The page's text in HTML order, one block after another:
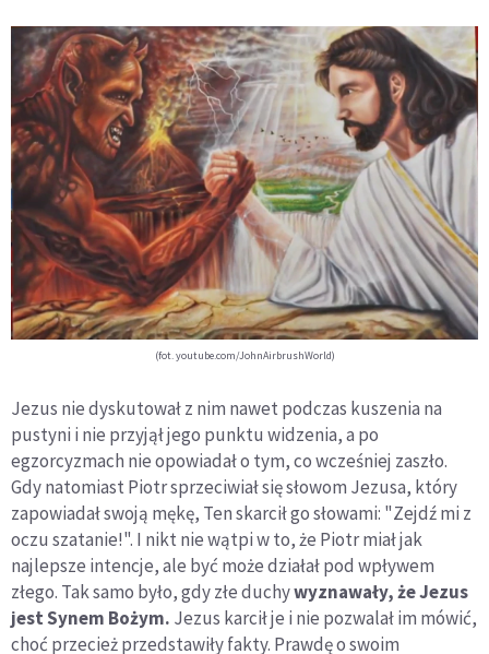
(fot. youtube.com/JohnAirbrushWorld)
Jezus nie dyskutował z nim nawet podczas kuszenia na
pustyni i nie przyjął jego punktu widzenia, a po
egzorcyzmach nie opowiadał o tym, co wcześniej zaszło.
Gdy natomiast Piotr sprzeciwiał się słowom Jezusa, który
zapowiadał swoją mękę, Ten skarcił go słowami: "Zejdź mi z
oczu szatanie!". I nikt nie wątpi w to, że Piotr miał jak
najlepsze intencje, ale być może działał pod wpływem
złego. Tak samo było, gdy złe duchywyznawały, że Jezus
jest Synem Bożym. Jezus karcił je i nie pozwalał im mówić,
choć przecież przedstawiły fakty. Prawdę o swoim